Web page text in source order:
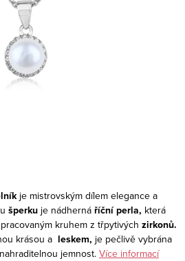
je mistrovským dílem elegance a
šperku je nádherná říční perla, která
kruhem z třpytivých zirkonů.
krásou a leskem, je pečlivě vybrána
jemnost. Více informací